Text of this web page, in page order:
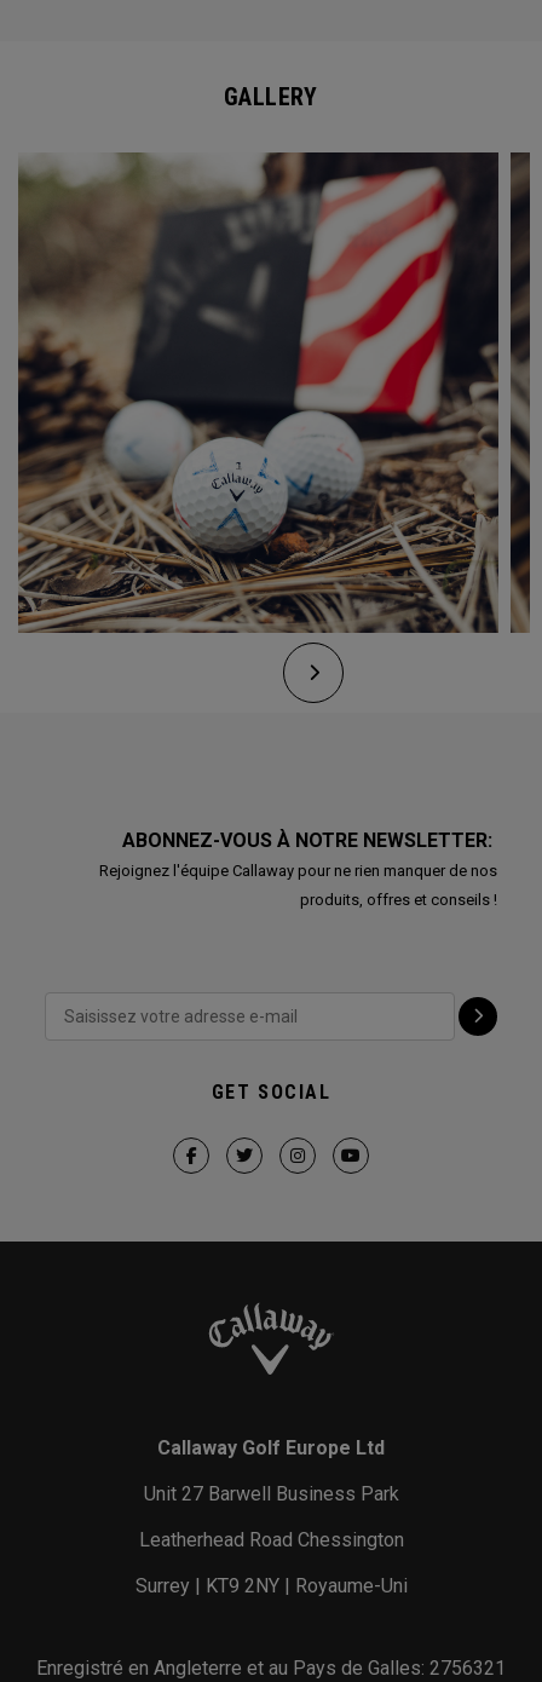
GALLERY
ABONNEZ-VOUS À NOTRE NEWSLETTER:
Rejoignez l'équipe Callaway pour ne rien manquer de nos
produits, offres et conseils !
GET SOCIAL
Callaway Golf Europe Ltd
Unit 27 Barwell Business Park
Leatherhead Road Chessington
Surrey | KT9 2NY | Royaume-Uni
Enregistré en Angleterre et au Pays de Galles: 2756321